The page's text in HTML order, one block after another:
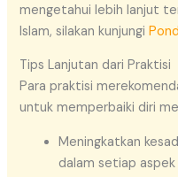
mengetahui lebih lanjut
Islam, silakan kunjungi
Tips Lanjutan dari Praktisi
Para praktisi
untuk memperbaiki diri
Meningkatkan
dalam setiap aspek